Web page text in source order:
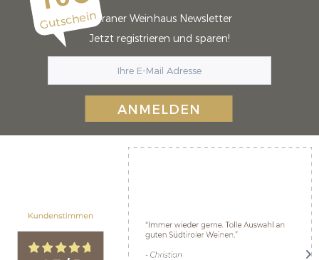
GutscheinMeraner Weinhaus Newsletter
Jetzt registrieren und sparen!
ANMELDEN